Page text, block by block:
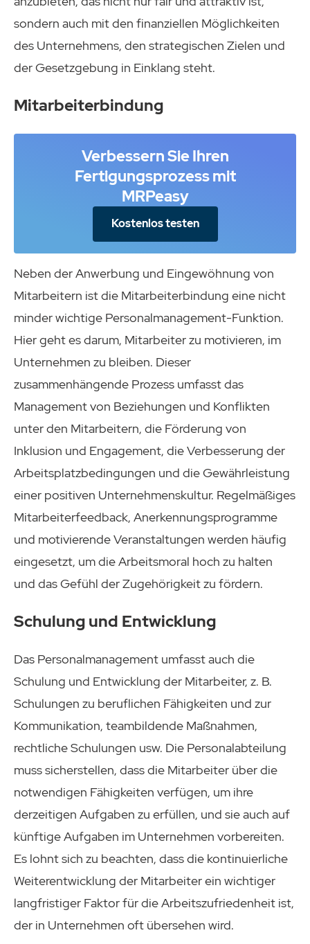
sondern auch mit den finanziellen Möglichkeiten
des Unternehmens, den strategischen Zielen und
der Gesetzgebung in Einklang steht.
Mitarbeiterbindung
Verbessern Sie Ihren
Fertigungsprozess mit
MRPeasy
Kostenlos testen
Neben der Anwerbung und Eingewöhnung von
Mitarbeitern ist die Mitarbeiterbindung eine nicht
minder wichtige Personalmanagement-Funktion.
Hier geht es darum, Mitarbeiter zu motivieren, im
Unternehmen zu bleiben. Dieser
zusammenhängende Prozess umfasst das
Management von Beziehungen und Konflikten
unter den Mitarbeitern, die Förderung von
Inklusion und Engagement, die Verbesserung der
Arbeitsplatzbedingungen und die Gewährleistung
einer positiven Unternehmenskultur. Regelmäßiges
Mitarbeiterfeedback, Anerkennungsprogramme
und motivierende Veranstaltungen werden häufig
eingesetzt, um die Arbeitsmoral hoch zu halten
und das Gefühl der Zugehörigkeit zu fördern.
Schulung und Entwicklung
Das Personalmanagement umfasst auch die
Schulung und Entwicklung der Mitarbeiter, z. B.
Schulungen zu beruflichen Fähigkeiten und zur
Kommunikation, teambildende Maßnahmen,
rechtliche Schulungen usw. Die Personalabteilung
muss sicherstellen, dass die Mitarbeiter über die
notwendigen Fähigkeiten verfügen, um ihre
derzeitigen Aufgaben zu erfüllen, und sie auch auf
künftige Aufgaben im Unternehmen vorbereiten.
Es lohnt sich zu beachten, dass die kontinuierliche
Weiterentwicklung der Mitarbeiter ein wichtiger
langfristiger Faktor für die Arbeitszufriedenheit ist,
der in Unternehmen oft übersehen wird.